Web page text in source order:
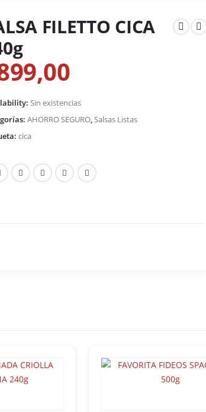
FILETTO CICA
Sin existencias
AHORRO SEGURO,Salsas Listas
cica